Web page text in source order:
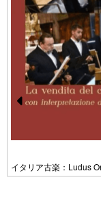
e
vi
o
イタリア古楽：Ludus